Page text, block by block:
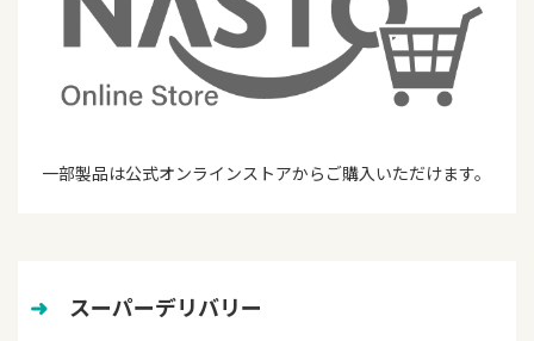
一部製品は公式オンラインストアからご購入いただけます。
➜ スーパーデリバリー